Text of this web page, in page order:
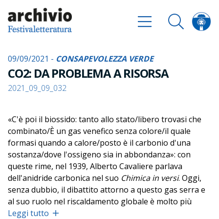
09/09/2021 - CONSAPEVOLEZZA VERDE
CO2: DA PROBLEMA A RISORSA
2021_09_09_032
«C'è poi il biossido: tanto allo stato/libero trovasi che
combinato/È un gas venefico senza colore/il quale
formasi quando a calore/posto è il carbonio d'una
sostanza/dove l'ossigeno sia in abbondanza»: con
queste rime, nel 1939, Alberto Cavaliere parlava
dell'anidride carbonica nel suo Chimica in versi. Oggi,
senza dubbio, il dibattito attorno a questo gas serra e
al suo ruolo nel riscaldamento globale è molto più
acceso e dai toni meno faceti. «Molto si parla del
Leggi tutto